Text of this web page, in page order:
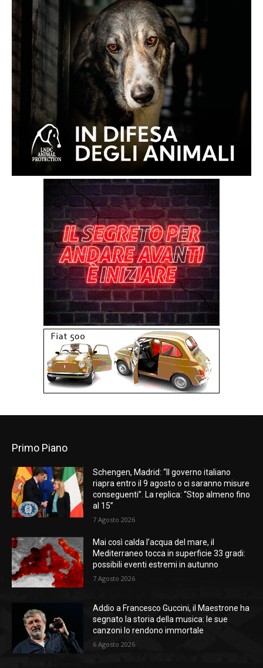
Primo Piano
Schengen, Madrid: “Il governo italiano
riapra entro il 9 agosto o ci saranno misure
conseguenti”. La replica: “Stop almeno fino
al 15”
7 Agosto 2026
Mai così calda l’acqua del mare, il
Mediterraneo tocca in superficie 33 gradi:
possibili eventi estremi in autunno
7 Agosto 2026
Addio a Francesco Guccini, il Maestrone ha
segnato la storia della musica: le sue
canzoni lo rendono immortale
6 Agosto 2026